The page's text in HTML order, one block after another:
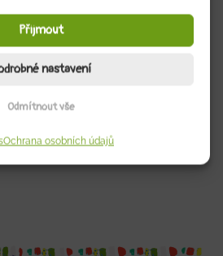
Přijmout
Odmítnout vše
nastavení
Ochrana osobních údajů